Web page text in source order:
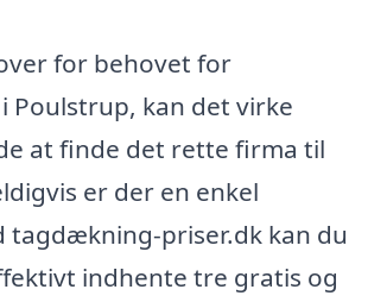
for behovet for
kan det virke
at finde det rette firma til
er der en enkel
tagdækning-priser.dk kan du
indhente tre gratis og